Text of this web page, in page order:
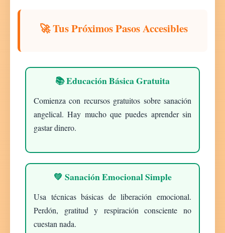
🚀 Tus Próximos Pasos Accesibles
📚 Educación Básica Gratuita
Comienza con recursos gratuitos sobre sanación
angelical. Hay mucho que puedes aprender sin
gastar dinero.
💚 Sanación Emocional Simple
Usa técnicas básicas de liberación emocional.
Perdón, gratitud y respiración consciente no
cuestan nada.